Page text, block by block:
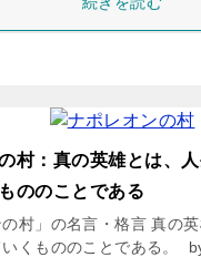
村：真の英雄とは、
ののことである
の村」の名言・格言 真の
いくもののことである。